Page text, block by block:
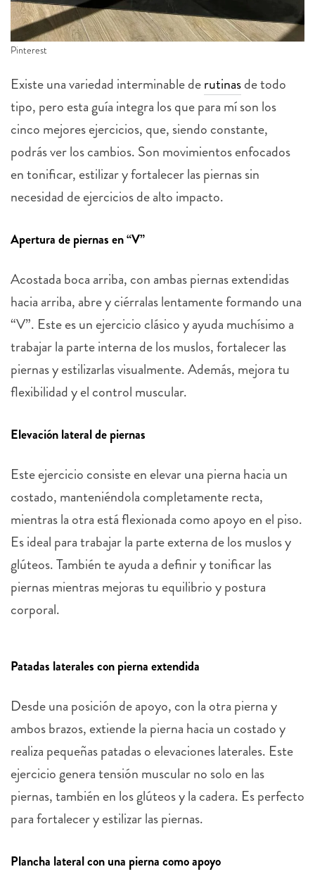
Pinterest
Existe una variedad interminable derutinasde todo
tipo, pero esta guía integra los que para mí son los
cinco mejores ejercicios, que, siendo constante,
podrás ver los cambios. Son movimientos enfocados
en tonificar, estilizar y fortalecer las piernas sin
necesidad de ejercicios de alto impacto.
Apertura de piernas en “V”
Acostada boca arriba, con ambas piernas extendidas
hacia arriba, abre y ciérralas lentamente formando una
“V”. Este es un ejercicio clásico y ayuda muchísimo a
trabajar la parte interna de los muslos, fortalecer las
piernas y estilizarlas visualmente. Además, mejora tu
flexibilidad y el control muscular.
Elevación lateral de piernas
Este ejercicio consiste en elevar una pierna hacia un
costado, manteniéndola completamente recta,
mientras la otra está flexionada como apoyo en el piso.
Es ideal para trabajar la parte externa de los muslos y
glúteos. También te ayuda a definir y tonificar las
piernas mientras mejoras tu equilibrio y postura
corporal.
Patadas laterales con pierna extendida
Desde una posición de apoyo, con la otra pierna y
ambos brazos, extiende la pierna hacia un costado y
realiza pequeñas patadas o elevaciones laterales. Este
ejercicio genera tensión muscular no solo en las
piernas, también en los glúteos y la cadera. Es perfecto
para fortalecer y estilizar las piernas.
Plancha lateral con una pierna como apoyo